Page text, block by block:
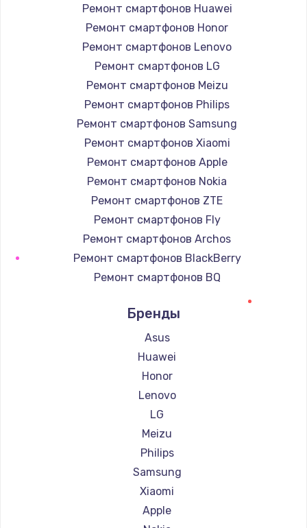
Ремонт смартфонов Huawei
Ремонт смартфонов Honor
Ремонт смартфонов Lenovo
Ремонт смартфонов LG
Ремонт смартфонов Meizu
Ремонт смартфонов Philips
Ремонт смартфонов Samsung
Ремонт смартфонов Xiaomi
Ремонт смартфонов Apple
Ремонт смартфонов Nokia
Ремонт смартфонов ZTE
Ремонт смартфонов Fly
Ремонт смартфонов Archos
Ремонт смартфонов BlackBerry
Ремонт смартфонов BQ
Ремонт смартфонов Digma
Ремонт смартфонов Ginzzu
Ремонт смартфонов Highscreen
Ремонт смартфонов Irbis
Ремонт смартфонов Kyocera
Ремонт смартфонов LeEco
Ремонт смартфонов OnePlus
Ремонт смартфонов teXet
Ремонт смартфонов Motorola
Ремонт смартфонов Prestigio
Ремонт смартфонов Vertex
Бренды
Asus
Huawei
Honor
Lenovo
LG
Meizu
Philips
Samsung
Xiaomi
Apple